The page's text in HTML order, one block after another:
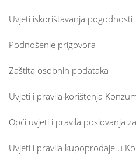
Uvjeti iskorištavanja pogodnosti
Podnošenje prigovora
Zaštita osobnih podataka
Uvjeti i pravila korištenja
Opći uvjeti i pravila poslovanja
Uvjeti i pravila kupoprodaje u